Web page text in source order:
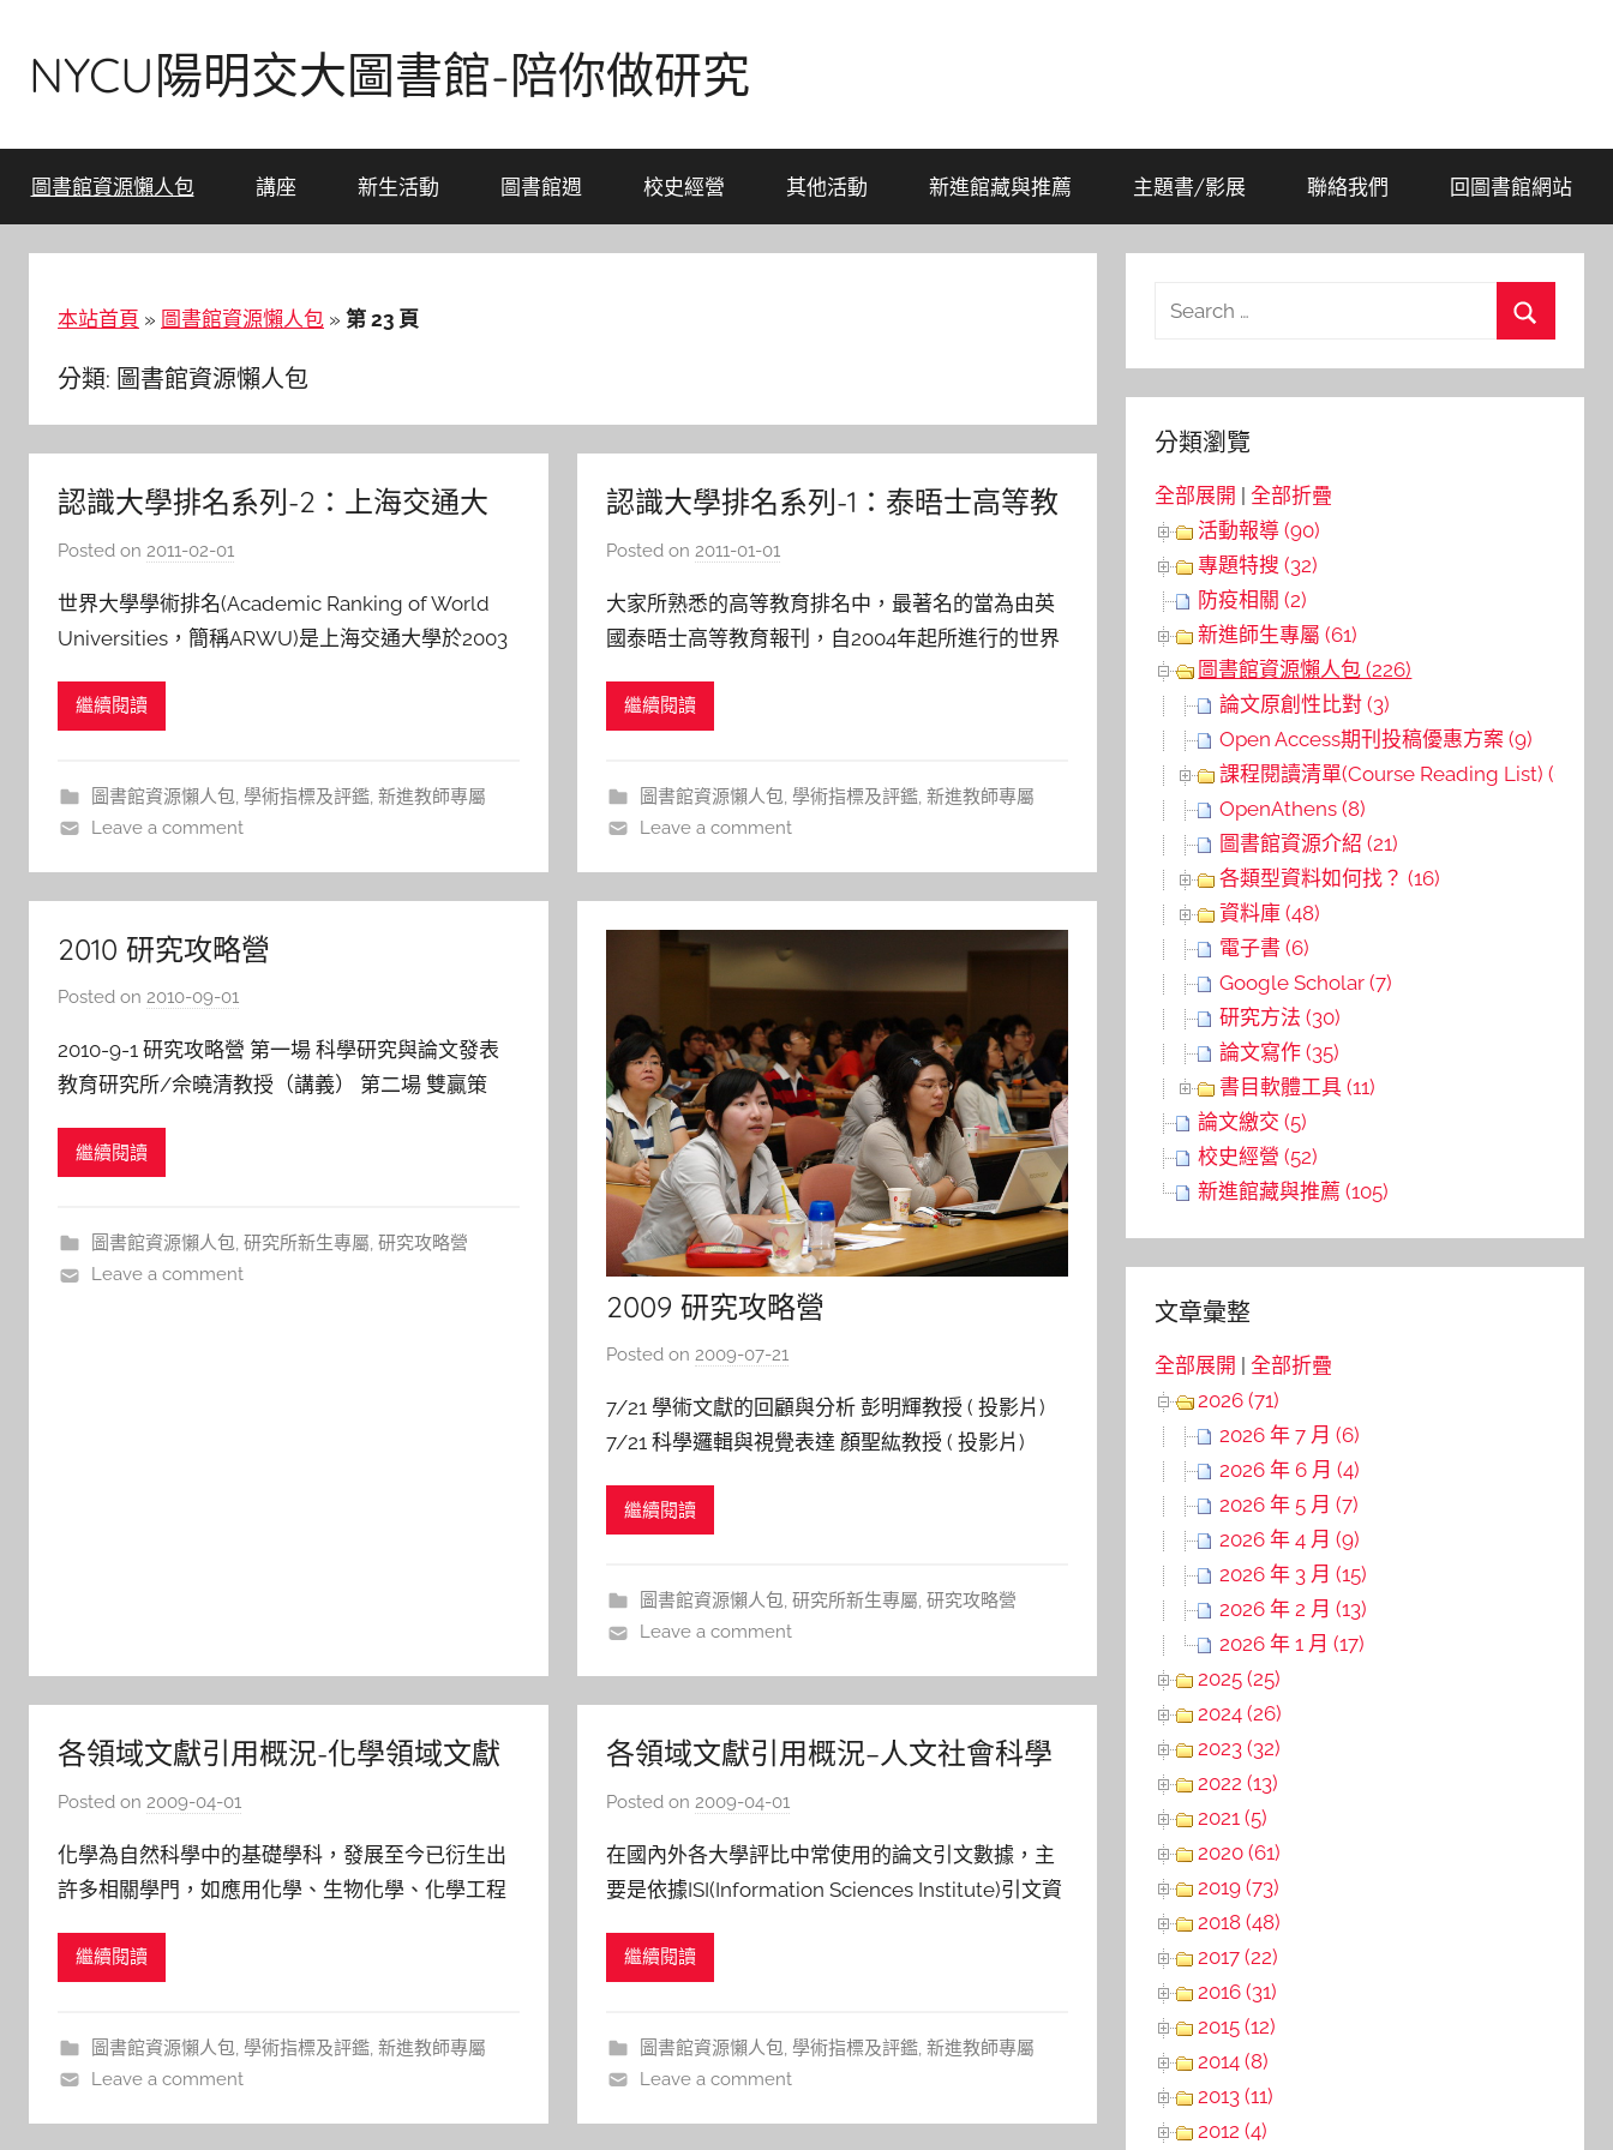
contentNYCU陽明交大圖書館-陪你做研究
圖書館資源懶人包 講座 新生活動 圖書館週 校史經營 其他活動 新進館藏與推薦 主題書/影展 聯絡我們 回圖書館網站
本站首頁 » 圖書館資源懶人包 » 第 23 頁
分類: 圖書館資源懶人包
認識大學排名系列-2：上海交通大
學-世界大學學術排名
Posted on 2011-02-01
s
h
l
a
世界大學學術排名(Academic Ranking of World
Universities，簡稱ARWU)是上海交通大學於2003
界一流大學研究中心與高等教育研究所，原始研究
繼續閱讀
圖書館資源懶人包, 學術指標及評鑑, 新進教師專屬
Leave a comment
認識大學排名系列-1：泰晤士高等教
育-QS世界大學排名
Posted on2011-01-01
s
h
l
a
大家所熟悉的高等教育排名中，最著名的當為由英
國泰晤士高等教育報刊，自2004年起所進行的世界
全球最具權威性之大學排行，臺灣行政院五年五百
QS進行世界大學排名所使用
繼續閱讀
圖書館資源懶人包, 學術指標及評鑑, 新進教師專屬
Leave a comment
2010 研究攻略營
Posted on 2010-09-01
s
h
a
2010-9-1 研究攻略營 第一場 科學研究與論文發表
教育研究所/佘曉清教授（講義） 第二場 雙贏策
鳳德教授（講義） 第三場 理論與實作對於未來就業
略：
繼續閱讀
圖書館資源懶人包, 研究所新生專屬, 研究攻略營
Leave a comment
2009 研究攻略營
Posted on2009-07-21
s
h
l
a
7/21 學術文獻的回顧與分析 彭明輝教授 ( 投影片)
7/21 科學邏輯與視覺表達 顏聖紘教授 ( 投影片)
學術論文寫作常犯的錯誤 陳沛潔 ( 投影片) 8/25 期
繼續閱讀
圖書館資源懶人包, 研究所新生專屬, 研究攻略營
Leave a comment
各領域文獻引用概況-化學領域文獻
引用情形
Posted on 2009-04-01
s
h
l
a
化學為自然科學中的基礎學科，發展至今已衍生出
許多相關學門，如應用化學、生物化學、化學工程
多最新理論研究與實驗結果發表在於學術期刊論文
域是基礎科學中發展相當久遠的一門學
繼續閱讀
圖書館資源懶人包, 學術指標及評鑑, 新進教師專屬
Leave a comment
各領域文獻引用概況–人文社會科學
領域
Posted on2009-04-01
s
h
l
a
在國內外各大學評比中常使用的論文引文數據，主
要是依據ISI(Information Sciences Institute)引文資
英文為主，也包含許多歐洲國家語言的期刊論文，
繼續閱讀
圖書館資源懶人包, 學術指標及評鑑, 新進教師專屬
Leave a comment
Search
分類瀏覽
全部展開 |全部折疊
活動報導 (90)
專題特搜 (32)
防疫相關 (2)
新進師生專屬 (61)
圖書館資源懶人包 (226)
論文原創性比對 (3)
Open Access期刊投稿優惠方案 (9)
課程閱讀清單(Course Reading List) (6)
OpenAthens (8)
圖書館資源介紹 (21)
各類型資料如何找？ (16)
資料庫 (48)
電子書 (6)
Google Scholar (7)
研究方法 (30)
論文寫作 (35)
書目軟體工具 (11)
論文繳交 (5)
校史經營 (52)
新進館藏與推薦 (105)
文章彙整
全部展開 |全部折疊
2026 (71)
2026 年 7 月 (6)
2026 年 6 月 (4)
2026 年 5 月 (7)
2026 年 4 月 (9)
2026 年 3 月 (15)
2026 年 2 月 (13)
2026 年 1 月 (17)
2025 (25)
2024 (26)
2023 (32)
2022 (13)
2021 (5)
2020 (61)
2019 (73)
2018 (48)
2017 (22)
2016 (31)
2015 (12)
2014 (8)
2013 (11)
2012 (4)